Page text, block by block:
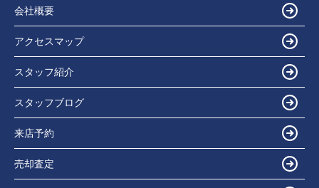
会社概要
アクセスマップ
スタッフ紹介
スタッフブログ
来店予約
売却査定